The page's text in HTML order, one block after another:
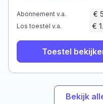
Abonnement v.a. €
Los toestel v.a. €
Toestel
Bekijk